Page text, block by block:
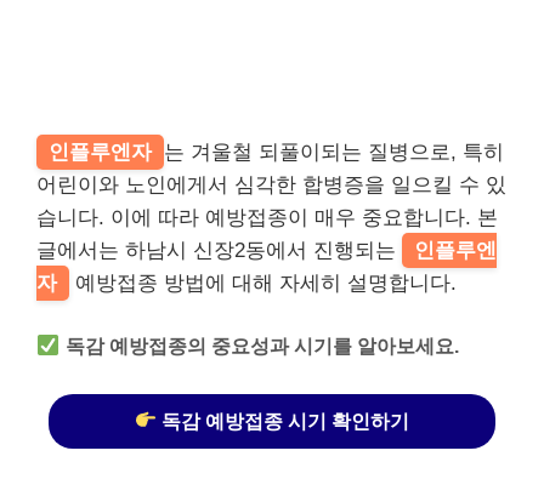
인플루엔자 는 겨울철 되풀이되는 질병으로, 특히
어린이와 노인에게서 심각한 합병증을 일으킬 수 있
습니다. 이에 따라 예방접종이 매우 중요합니다. 본
글에서는 하남시 신장2동에서 진행되는
인플루엔
자
예방접종 방법에 대해 자세히 설명합니다.
독감 예방접종의 중요성과 시기를 알아보세요.
독감 예방접종 시기 확인하기